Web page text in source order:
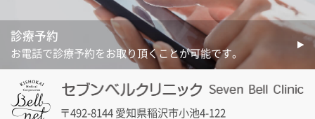
診療予約
お電話で診療予約をお取り頂くことが可能です。
〒492-8144 愛知県稲沢市小池4-122